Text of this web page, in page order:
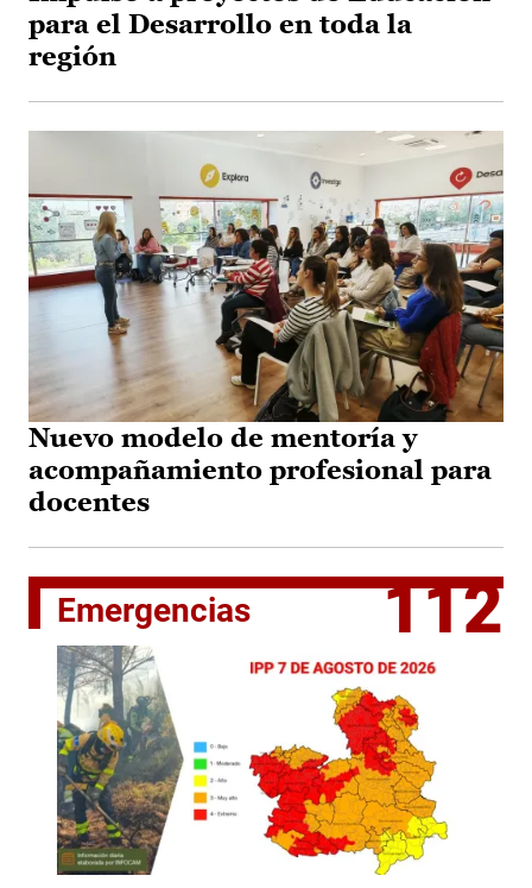
para el Desarrollo en toda la
región
Nuevo modelo de mentoría y
acompañamiento profesional para
docentes
Emergencias 112